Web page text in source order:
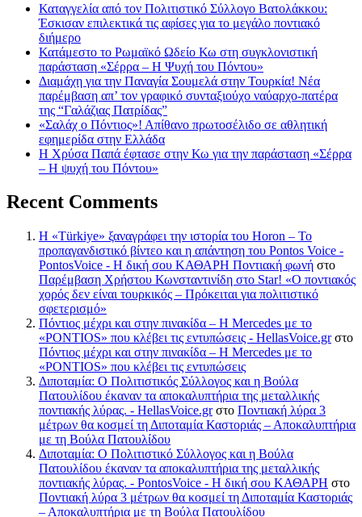
Καταγγελία από τον Πολιτιστικό Σύλλογο Βατολάκκου:
Έσκισαν επιλεκτικά τις αφίσες για το μεγάλο ποντιακό
διήμερο
Κατάμεστο το Ρωμαϊκό Ωδείο Κω στη συγκλονιστική
παράσταση «Σέρρα – Η Ψυχή του Πόντου»
Διαμάχη για την Παναγία Σουμελά στην Τουρκία! Νέα
παρέμβαση απ’ τον γραφικό συνταξιούχο ναύαρχο-πατέρα
της “Γαλάζιας Πατρίδας”
«Σαλάχ ο Πόντιος»! Απίθανο πρωτοσέλιδο σε αθλητική
εφημερίδα στην Ελλάδα
Η Χρύσα Παπά έφτασε στην Κω για την παράσταση «Σέρρα
– Η ψυχή του Πόντου»
Recent Comments
Η «Türkiye» ξαναγράφει την ιστορία του Horon – Το
προπαγανδιστικό βίντεο και η απάντηση του Pontos Voice -
PontosVoice - H δική σου ΚΑΘΑΡΗ Ποντιακή φωνή στο
Παρέμβαση Χρήστου Κωνσταντινίδη στο Star! «Ο ποντιακός
χορός δεν είναι τουρκικός – Πρόκειται για πολιτιστικό
σφετερισμό»
Πόντιος μέχρι και στην πινακίδα – Η Mercedes με το
«PONTIOS» που κλέβει τις εντυπώσεις - HellasVoice.grστο
Πόντιος μέχρι και στην πινακίδα – Η Mercedes με το
«PONTIOS» που κλέβει τις εντυπώσεις
Διποταμία: Ο Πολιτιστικός Σύλλογος και η Βούλα
Πατουλίδου έκαναν τα αποκαλυπτήρια της μεταλλικής
ποντιακής λύρας. - HellasVoice.grστο Ποντιακή λύρα 3
μέτρων θα κοσμεί τη Διποταμία Καστοριάς – Αποκαλυπτήρια
με τη Βούλα Πατουλίδου
Διποταμία: Ο Πολιτιστικό Σύλλογος και η Βούλα
Πατουλίδου έκαναν τα αποκαλυπτήρια της μεταλλικής
ποντιακής λύρας. - PontosVoice - H δική σου ΚΑΘΑΡΗ στο
Ποντιακή λύρα 3 μέτρων θα κοσμεί τη Διποταμία Καστοριάς
– Αποκαλυπτήρια με τη Βούλα Πατουλίδου